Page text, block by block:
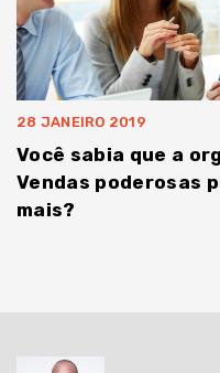
28 JANEIRO 2019
Você sabia que a
Vendas poderosas
mais?